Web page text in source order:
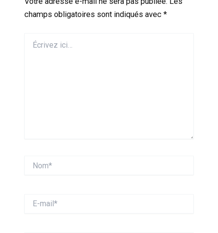
champs obligatoires sont indiqués avec *
ici…
mail*